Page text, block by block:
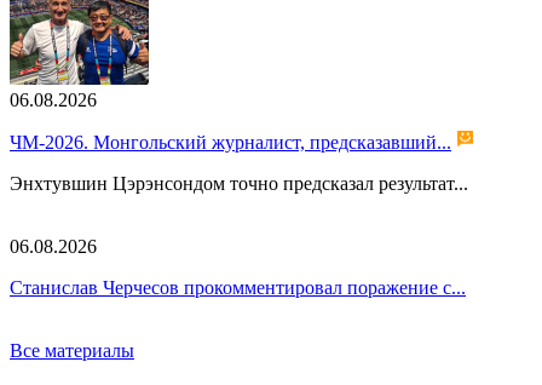
06.08.2026
ЧМ-2026. Монгольский журналист, предсказавший...
Энхтувшин Цэрэнсондом точно предсказал результат...
06.08.2026
Станислав Черчесов прокомментировал поражение с...
Все материалы